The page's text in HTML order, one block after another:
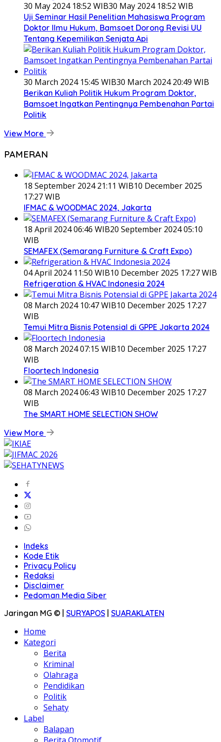
30 May 2024 18:52 WIB30 May 2024 18:52 WIB
Uji Seminar Hasil Penelitian Mahasiswa Program
Doktor Ilmu Hukum, Bamsoet Dorong Revisi UU
Tentang Kepemilikan Senjata Api
30 March 2024 15:45 WIB30 March 2024 20:49 WIB
Berikan Kuliah Politik Hukum Program Doktor,
Bamsoet Ingatkan Pentingnya Pembenahan Partai
Politik
View More
PAMERAN
18 September 2024 21:11 WIB10 December 2025
17:27 WIB
IFMAC & WOODMAC 2024, Jakarta
18 April 2024 06:46 WIB20 September 2024 05:10
WIB
SEMAFEX (Semarang Furniture & Craft Expo)
04 April 2024 11:50 WIB10 December 2025 17:27 WIB
Refrigeration & HVAC Indonesia 2024
08 March 2024 10:47 WIB10 December 2025 17:27
WIB
Temui Mitra Bisnis Potensial di GPPE Jakarta 2024
08 March 2024 07:15 WIB10 December 2025 17:27
WIB
Floortech Indonesia
08 March 2024 06:43 WIB10 December 2025 17:27
WIB
The SMART HOME SELECTION SHOW
View More
Indeks
Kode Etik
Privacy Policy
Redaksi
Disclaimer
Pedoman Media Siber
Jaringan MG © | SURYAPOS | SUARAKLATEN
Home
Kategori
Berita
Kriminal
Olahraga
Pendidikan
Politik
Sehaty
Label
Balapan